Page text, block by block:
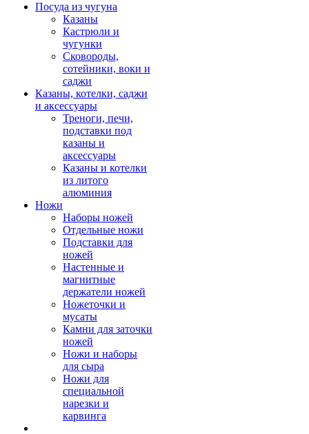
Посуда из чугуна
Казаны
Кастрюли и
чугунки
Сковороды,
сотейники, воки и
саджи
Казаны, котелки, саджи
и аксессуары
Треноги, печи,
подставки под
казаны и
аксессуары
Казаны и котелки
из литого
алюминия
Ножи
Наборы ножей
Отдельные ножи
Подставки для
ножей
Настенные и
магнитные
держатели ножей
Ножеточки и
мусаты
Камни для заточки
ножей
Ножи и наборы
для сыра
Ножи для
специальной
нарезки и
карвинга